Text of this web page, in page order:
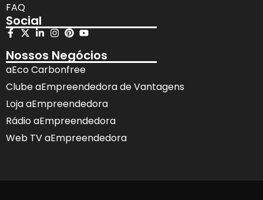
FAQ
Social
Nossos Negócios
aEco Carbonfree
Clube aEmpreendedora de Vantagens
Loja aEmpreendedora
Rádio aEmpreendedora
Web TV aEmpreendedora